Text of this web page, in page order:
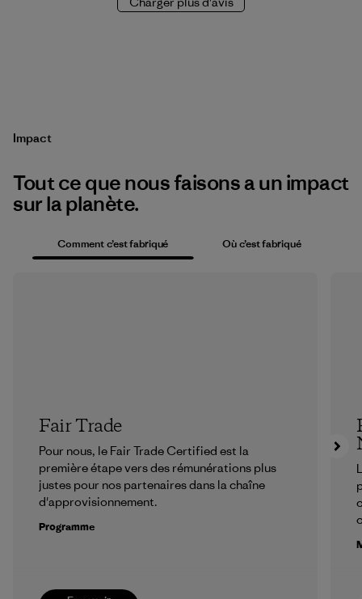
Impact
Tout ce que nous faisons a un impact
sur la planète.
Comment c’est fabriqué Où c’est fabriqué
Fair Trade
Pour nous, le Fair Trade Certified est la
première étape vers des rémunérations plus
justes pour nos partenaires dans la chaîne
d'approvisionnement.
Programme